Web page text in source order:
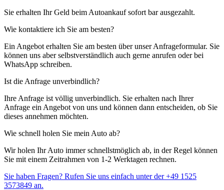
Sie erhalten Ihr Geld beim Autoankauf sofort bar ausgezahlt.
Wie kontaktiere ich Sie am besten?
Ein Angebot erhalten Sie am besten über unser Anfrageformular. Sie
können uns aber selbstverständlich auch gerne anrufen oder bei
WhatsApp schreiben.
Ist die Anfrage unverbindlich?
Ihre Anfrage ist völlig unverbindlich. Sie erhalten nach Ihrer
Anfrage ein Angebot von uns und können dann entscheiden, ob Sie
dieses annehmen möchten.
Wie schnell holen Sie mein Auto ab?
Wir holen Ihr Auto immer schnellstmöglich ab, in der Regel können
Sie mit einem Zeitrahmen von 1-2 Werktagen rechnen.
Sie haben Fragen? Rufen Sie uns einfach unter der+49 1525
3573849 an.